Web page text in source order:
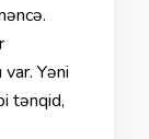
Yəni
tənqid,